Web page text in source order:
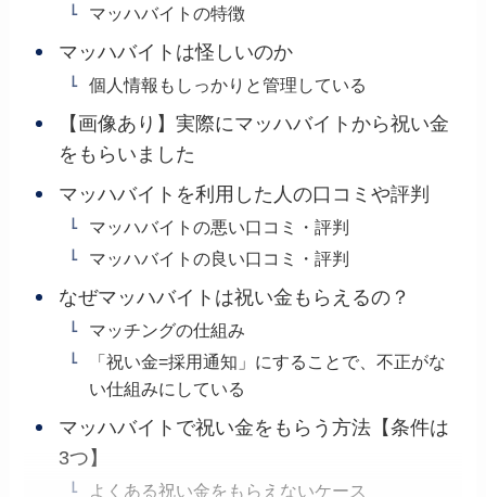
マッハバイトの特徴
マッハバイトは怪しいのか
個人情報もしっかりと管理している
【画像あり】実際にマッハバイトから祝い金
をもらいました
マッハバイトを利用した人の口コミや評判
マッハバイトの悪い口コミ・評判
マッハバイトの良い口コミ・評判
なぜマッハバイトは祝い金もらえるの？
マッチングの仕組み
「祝い金=採用通知」にすることで、不正がな
い仕組みにしている
マッハバイトで祝い金をもらう方法【条件は
3つ】
よくある祝い金をもらえないケース